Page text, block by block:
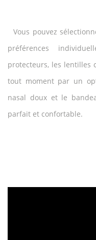
Vous pouvez
préférences
protecteurs, les lentilles
tout moment par un
nasal doux et le
parfait et confortable.